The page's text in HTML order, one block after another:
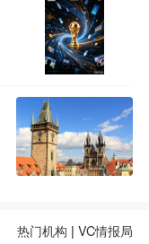
热门机构 |VC情报局